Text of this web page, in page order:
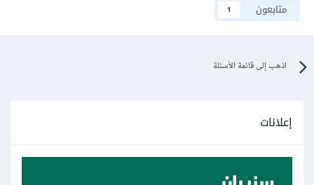
متابعون
1
اذهب إلى قائمة الأسئلة
إعلانات